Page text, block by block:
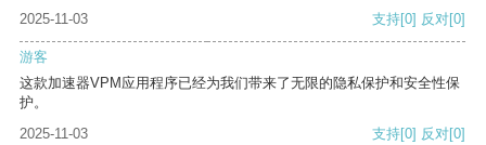
2025-11-03 支持[0] 反对[0]
游客
这款加速器VPM应用程序已经为我们带来了无限的隐私保护和安全性保
护。
2025-11-03
支持[0] 反对[0]